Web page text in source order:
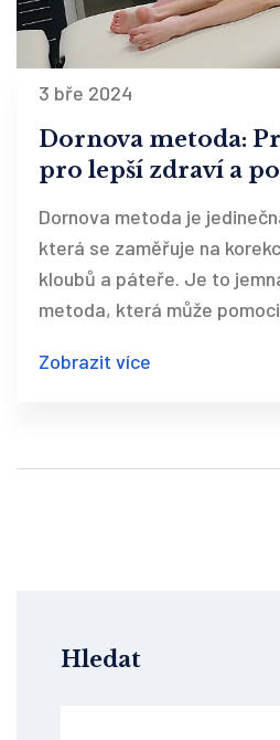
3 bře 2024
Dornova metoda:
pro lepší zdraví a
Dornova metoda je
která se zaměřuje na
kloubů a páteře. Je to
metoda, která může
zdravotních komplikací. V
benefity a jak si vybrat
Zobrazit více
Hledat